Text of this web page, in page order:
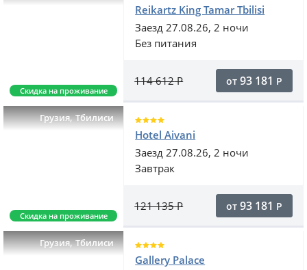
Скидка на проживание
Reikartz King Tamar Tbilisi
Заезд 27.08.26, 2 ночи
Без питания
114 612Р от 93 181 Р
Грузия,Тбилиси
Скидка на проживание
Hotel Aivani
Заезд 27.08.26, 2 ночи
Завтрак
121 135Р от 93 181 Р
Грузия,Тбилиси
Gallery Palace